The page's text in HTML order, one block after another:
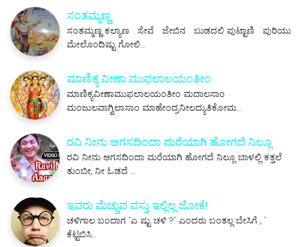
ಸಂತಮ್ಮಣ್ಣ
ಸಂತಮ್ಮಣ್ಣ ಕಲ್ಯಾಣ ಸೇವೆ ಜೇಬಿನ ಬುಡದಲಿ ಪುಟ್ಟಾಣಿ ಪುರಿಯು
ಮೇಲೊಂದಿಷ್ಟು ಗೋಲಿ…
ಮಾಣಿಕ್ಯ ವೀಣಾ ಮುಫಲಾಲಯಂತೀಂ
ಮಾಣಿಕ್ಯವೀಣಾಮುಫಲಾಲಯಂತೀಂ ಮದಾಲಸಾಂ
ಮಂಜುಲವಾಗ್ವಿಲಾಸಾಂ ಮಾಹೇಂದ್ರನೀಲದ್ಯುತಿಕೋಮ…
ರವಿ ನೀನು ಆಗಸದಿಂದಾ ಮರೆಯಾಗಿ ಹೋಗದೆ ನಿಲ್ಲೂ
ರವಿ ನೀನು ಆಗಸದಿಂದಾ ಮರೆಯಾಗಿ ಹೋಗದೆ ನಿಲ್ಲೂ ಬಾಳಲ್ಲಿ ಕತ್ತಲೆ
ತುಂಬೀ, ನೀ ಓಡದೆ …
ಇವರು ಮೆಚ್ಚುವ ವಸ್ತು ಇಲ್ಲಿಲ್ಲ ಜೋಕೆ!
ಚಳಿಗಾಲ ಬಂದಾಗ 'ಎ ಷ್ಟು ಚಳಿ ?' ಎಂದರು ಬಂತಲ್ಲ ಬೇಸಿಗೆ , '
ಕೆಟ್ಟಬಿಸಿ…